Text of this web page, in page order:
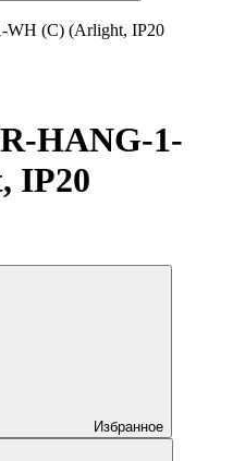
(C) (Arlight, IP20
HANG-1-
IP20
Избранное